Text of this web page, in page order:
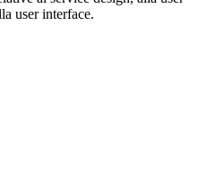
user interface.